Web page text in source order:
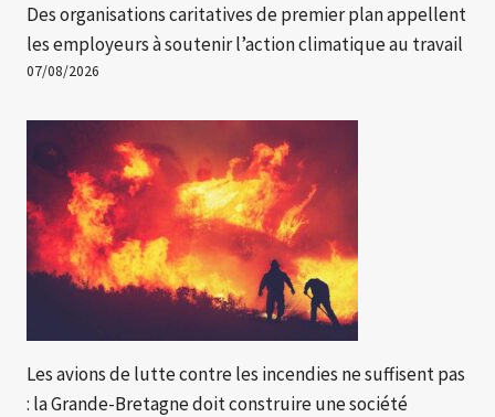
Des organisations caritatives de premier plan appellent
les employeurs à soutenir l’action climatique au travail
07/08/2026
Les avions de lutte contre les incendies ne suffisent pas
: la Grande-Bretagne doit construire une société